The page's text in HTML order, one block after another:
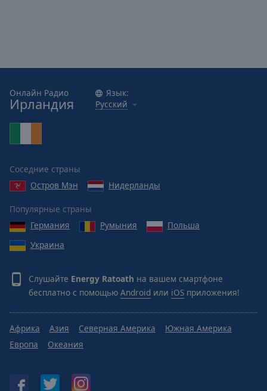
Family
Reset
Dialog
End
dialog
window.
Онлайн Радио
Ирландия
Язык:
Русский
Соседние страны
Остров Мэн
Нидерланды
Популярные страны
Германия
Румыния
Польша
Украина
Слушайте Energy Ratoath на вашем смартфоне
бесплатно с помощью Android или iOS приложения!
Африка Азия Северная Америка
Южная Америка
Европа
Океания